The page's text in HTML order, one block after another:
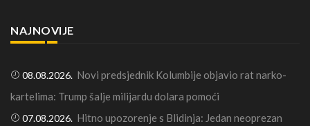
NAJNOVIJE
08.08.2026. Novi predsjednik Kolumbije objavio rat narko-
kartelima: Trump šalje milijardu dolara pomoći
07.08.2026. Hitno upozorenje s Blidinja: Jedan neoprezan